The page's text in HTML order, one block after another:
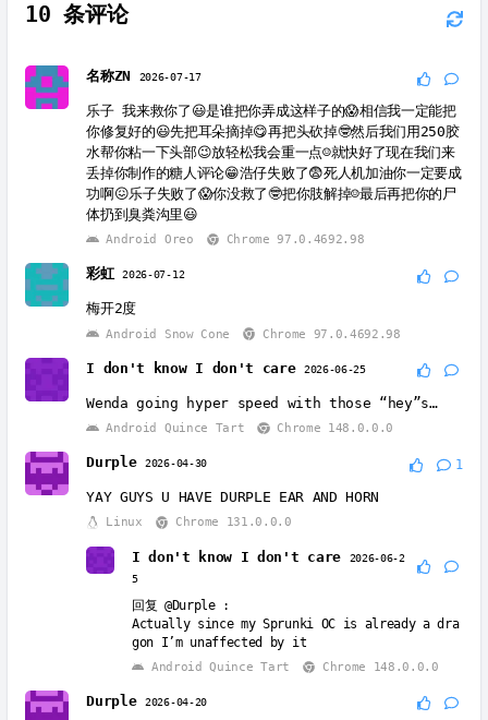
10 条评论
名称ZN 2026-07-17
乐子 我来救你了😃是谁把你弄成这样子的😱相信我一定能把
你修复好的😃先把耳朵摘掉😋再把头砍掉🤓然后我们用250胶
水帮你粘一下头部😉放轻松我会重一点☺️就快好了现在我们来
丢掉你制作的糖人评论😁浩仔失败了😨死人机加油你一定要成
功啊😖乐子失败了😱你没救了🤓把你肢解掉☺️最后再把你的尸
体扔到臭粪沟里😃
Android Oreo Chrome 97.0.4692.98
彩虹 2026-07-12
梅开2度
Android Snow Cone Chrome 97.0.4692.98
I don't know I don't care 2026-06-25
Wenda going hyper speed with those “hey”s…
Android Quince Tart Chrome 148.0.0.0
Durple 2026-04-30 1
YAY GUYS U HAVE DURPLE EAR AND HORN
Linux Chrome 131.0.0.0
I don't know I don't care
2026-06-2
5
回复@Durple:
Actually since my Sprunki OC is already a dra
gon I’m unaffected by it
Android Quince Tart
Chrome 148.0.0.0
Durple 2026-04-20